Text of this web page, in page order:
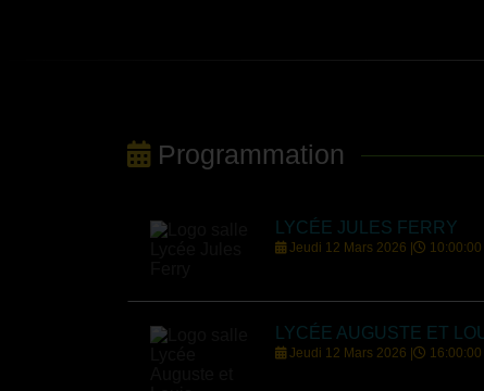
Programmation
LYCÉE JULES FERRY
Jeudi 12 Mars 2026 | 10:00:00
LYCÉE AUGUSTE ET
Jeudi 12 Mars 2026 | 16:00:00